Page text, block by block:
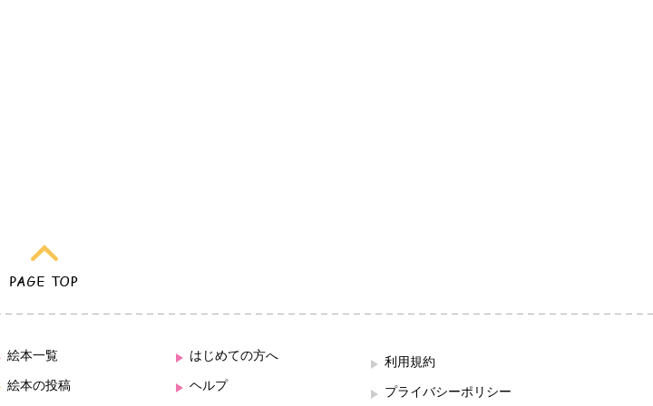
絵本一覧
絵本の投稿
はじめての方へ
ヘルプ
利用規約
プライバシーポリシー